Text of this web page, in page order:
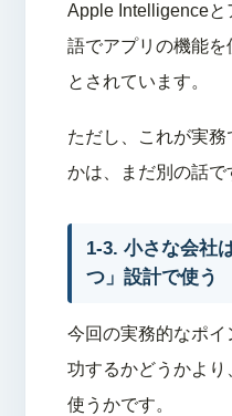
Apple Intelligence
語でアプリの機能
とされています。
ただし、これが実務
かは、まだ別の話で
1-3. 小さな会社
つ」設計で使う
今回の実務的なポ
功するかどうかより
使うかです。